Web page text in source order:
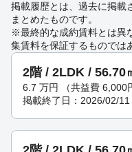
掲載履歴とは、過去に掲載
まとめたものです。
※最終的な成約賃料とは異
集賃料を保証するものでは
2階 / 2LDK / 56.70
6.7 万円
（共益費 6,000
掲載終了日：2026/02/11